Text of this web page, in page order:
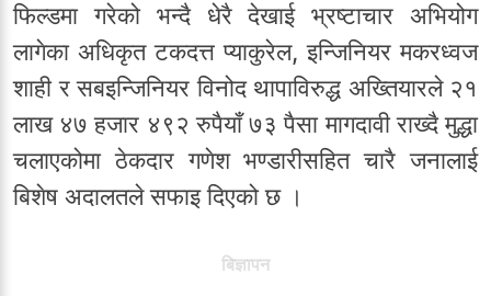
फिल्डमा गरेको भन्दै धेरै देखाई भ्रष्टाचार अभियोग
लागेका अधिकृत टकदत्त प्याकुरेल, इन्जिनियर मकरध्वज
शाही र सबइन्जिनियर विनोद थापाविरुद्ध अख्तियारले २१
लाख ४७ हजार ४९२ रुपैयाँ ७३ पैसा मागदावी राख्दै मुद्धा
चलाएकोमा ठेकदार गणेश भण्डारीसहित चारै जनालाई
बिशेष अदालतले सफाइ दिएको छ ।
बिज्ञापन